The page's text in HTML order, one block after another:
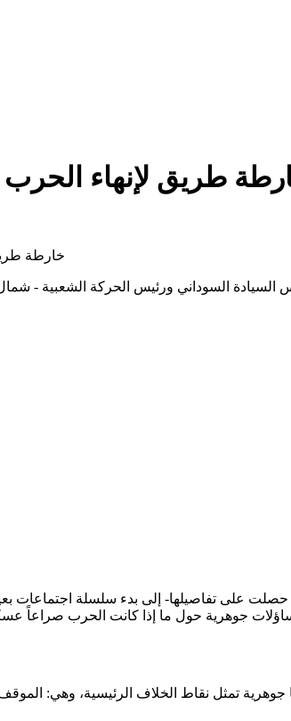
طريق لإنهاء الحرب
خارطة طريق
السوداني ورئيس الحركة الشعبية -
حصلت على تفاصيلها- إلى بدء سلسلة اجتماعات
تمثل نقاط الخلاف الرئيسية، وهي: